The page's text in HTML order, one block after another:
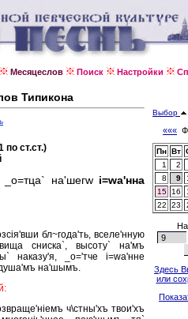
Месяцеслов Поиск Настройки
Типикона
по ст.ст.)
на'шегw i=wа'нна
бл~года'ть, вселе'нную
сниска`, высоту` на'мъ
наказу'я, _о='тче i=wа'нне
душа'мъ на'шымъ.
ч\стны'хъ твои'хъ
Выбор
«««
Пн Вт
1
2
8
9
15
16
22
23
Здесь
или